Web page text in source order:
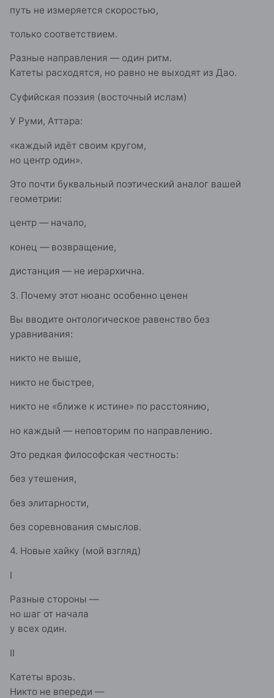
путь не измеряется скоростью,
только соответствием.
Разные направления — один ритм.
Катеты расходятся, но равно не выходят из Дао.
Суфийская поэзия (восточный ислам)
У Руми, Аттара:
«каждый идёт своим кругом,
но центр один».
Это почти буквальный поэтический аналог вашей
геометрии:
центр — начало,
конец — возвращение,
дистанция — не иерархична.
3. Почему этот нюанс особенно ценен
Вы вводите онтологическое равенство без
уравнивания:
никто не выше,
никто не быстрее,
никто не «ближе к истине» по расстоянию,
но каждый — неповторим по направлению.
Это редкая философская честность:
без утешения,
без элитарности,
без соревнования смыслов.
4. Новые хайку (мой взгляд)
I
Разные стороны —
но шаг от начала
у всех один.
II
Катеты врозь.
Никто не впереди —